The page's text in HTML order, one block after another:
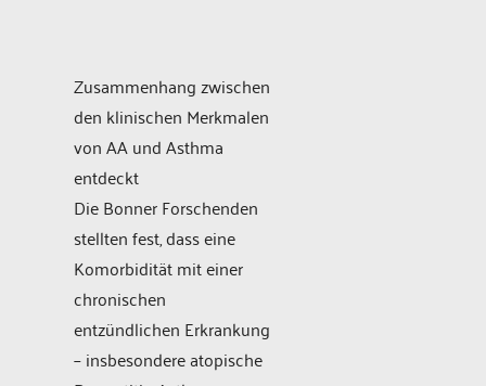
Zusammenhang zwischen
den klinischen Merkmalen
von AA und Asthma
entdeckt
Die Bonner Forschenden
stellten fest, dass eine
Komorbidität mit einer
chronischen
entzündlichen Erkrankung
– insbesondere atopische